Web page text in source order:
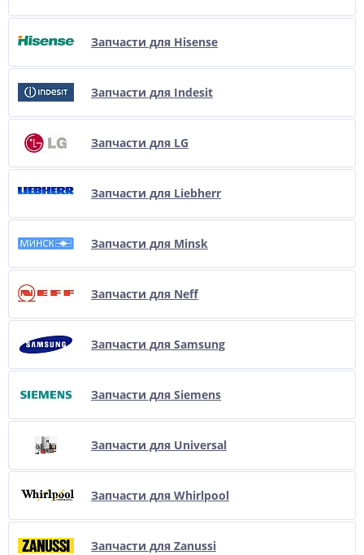
Запчасти для Hisense
Запчасти для Indesit
Запчасти для LG
Запчасти для Liebherr
Запчасти для Minsk
Запчасти для Neff
Запчасти для Samsung
Запчасти для Siemens
Запчасти для Universal
Запчасти для Whirlpool
Запчасти для Zanussi